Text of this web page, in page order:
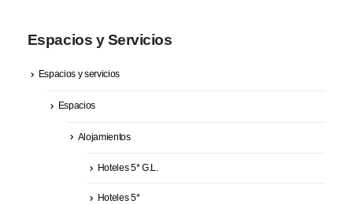
Espacios y Servicios
Espacios y servicios
Espacios
Alojamientos
Hoteles 5* G.L.
Hoteles 5*